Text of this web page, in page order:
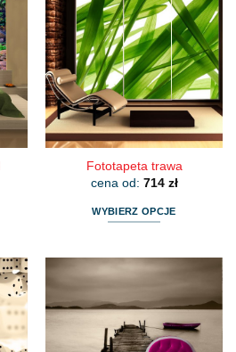
Fototapeta trawa
cena od: 714 zł
WYBIERZ OPCJE
wariantów.
Opcje
można